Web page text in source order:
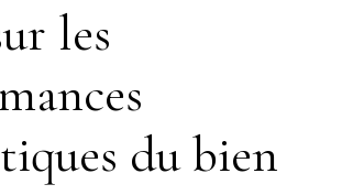
les
du bien